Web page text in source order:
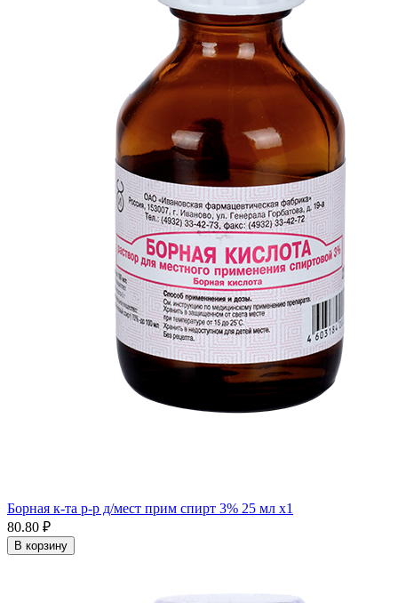
Борная к-та р-р д/мест прим спирт 3% 25 мл x1
80.80 ₽
В корзину